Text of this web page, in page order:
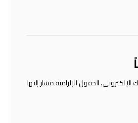
الإلكتروني.الحقول الإلزامية مشار إليها